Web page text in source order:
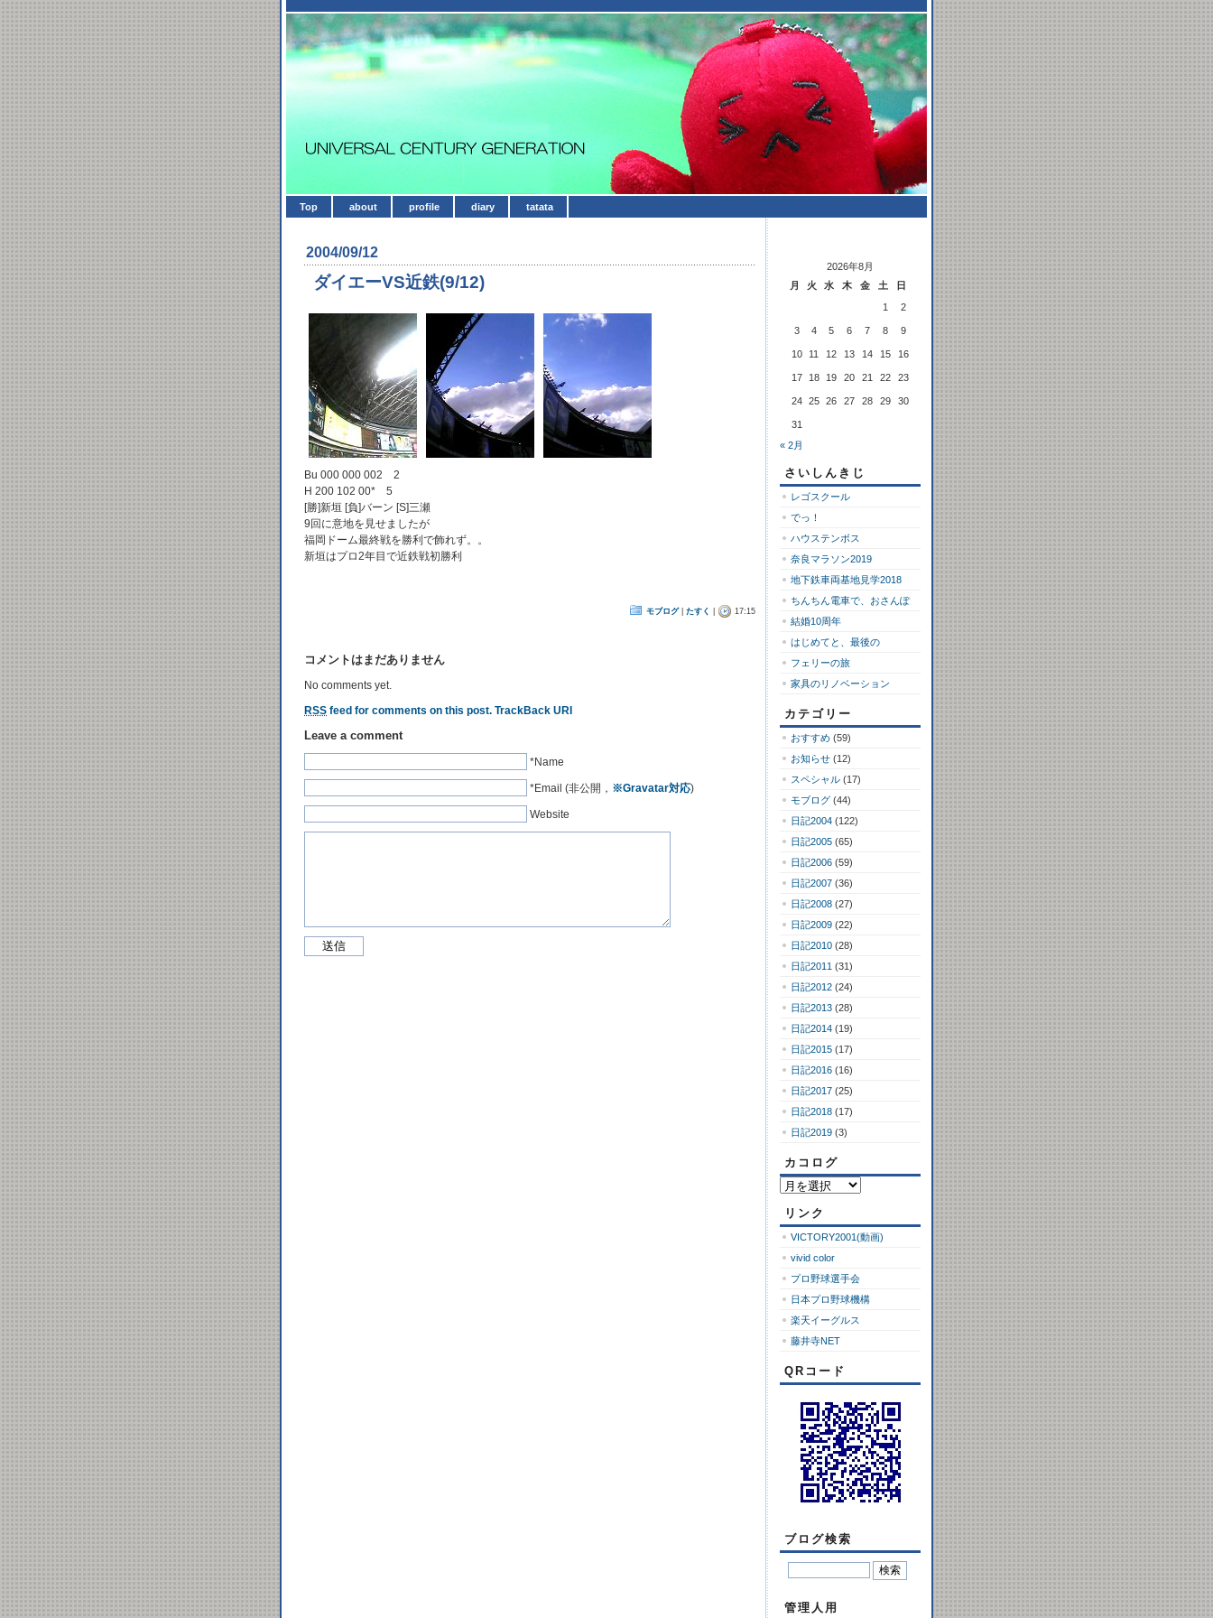
Top about profile diary tatata
2004/09/12
ダイエーVS近鉄(9/12)
Bu 000 000 002 2
H 200 102 00* 5
[勝]新垣 [負]バーン [S]三瀬
9回に意地を見せましたが
福岡ドーム最終戦を勝利で飾れず。。
新垣はプロ2年目で近鉄戦初勝利
モブログ| たすく 17:15
コメントはまだありません
No comments yet.
RSS feed for comments on this post. TrackBack URI
Leave a comment
*Name
*Email (非公開， ※Gravatar対応)
Website
2026年8月
月
火 水 木 金 土
日
1
2
3 4 5 6 7 8 9
10 11 12 13 14 15 16
17 18 19 20 21 22 23
24 25 26 27 28 29 30
31
« 2月
さいしんきじ
レゴスクール
でっ！
ハウステンボス
奈良マラソン2019
地下鉄車両基地見学2018
ちんちん電車で、おさんぽ
結婚10周年
はじめてと、最後の
フェリーの旅
家具のリノベーション
カテゴリー
おすすめ (59)
お知らせ (12)
スペシャル (17)
モブログ (44)
日記2004 (122)
日記2005 (65)
日記2006 (59)
日記2007 (36)
日記2008 (27)
日記2009 (22)
日記2010 (28)
日記2011 (31)
日記2012 (24)
日記2013 (28)
日記2014 (19)
日記2015 (17)
日記2016 (16)
日記2017 (25)
日記2018 (17)
日記2019 (3)
カコログ
カ
ロリンク
VICTORY2001(動画)
vivid color
プロ野球選手会
日本プロ野球機構
楽天イーグルス
藤井寺NET
QRコード
ブログ検索
管理人用